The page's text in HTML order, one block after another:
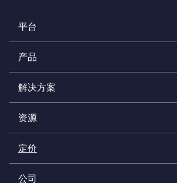
平台
产品
解决方案
资源
定价
公司